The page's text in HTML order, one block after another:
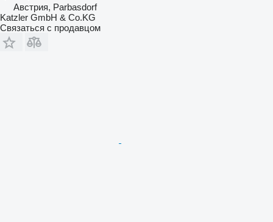
Австрия, Parbasdorf
Katzler GmbH & Co.KG
Связаться с продавцом